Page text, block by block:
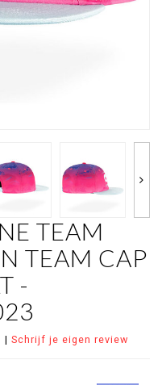
TEAM
TEAM CAP
-
| Schrijf je eigen review